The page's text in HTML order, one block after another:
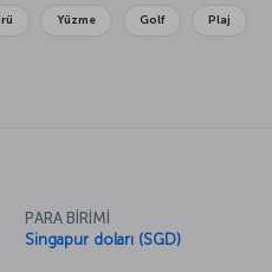
ünlü müzelerinde de tarihe
Yüzme Golf Plaj
PARA BİRİMİ
Singapur doları (SGD)